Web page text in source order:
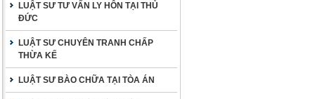
LUẬT SƯ TƯ VẤN LY HÔN TẠI THỦ
ĐỨC
LUẬT SƯ CHUYÊN TRANH CHẤP
THỪA KẾ
LUẬT SƯ BÀO CHỮA TẠI TÒA ÁN